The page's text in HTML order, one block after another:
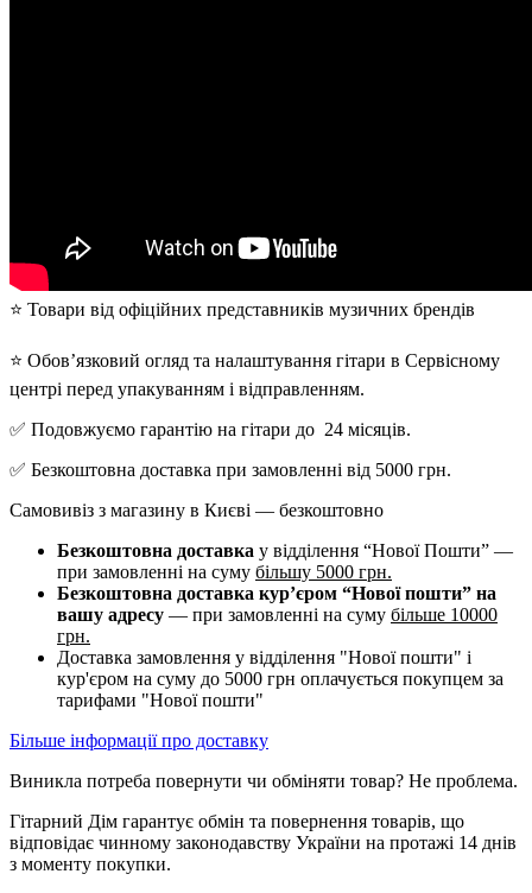
⭐️ Товари від офіційних представників музичних брендів
⭐️ Обов’язковий огляд та налаштування гітари в Сервісному
центрі перед упакуванням і відправленням.
✅ Подовжуємо гарантію на гітари до 24 місяців.
✅ Безкоштовна доставка при замовленні від 5000 грн.
Самовивіз з магазину в Києві — безкоштовно
Безкоштовна доставка у відділення “Нової Пошти” —
при замовленні на суму більшу 5000 грн.
Безкоштовна доставка кур’єром “Нової пошти” на
вашу адресу — при замовленні на суму більше 10000
грн.
Доставка замовлення у відділення "Нової пошти" і
кур'єром на суму до 5000 грн оплачується покупцем за
тарифами "Нової пошти"
Більше інформації про доставку
Виникла потреба повернути чи обміняти товар? Не проблема.
Гітарний Дім гарантує обмін та повернення товарів, що
відповідає чинному законодавству України на протажі 14 днів
з моменту покупки.